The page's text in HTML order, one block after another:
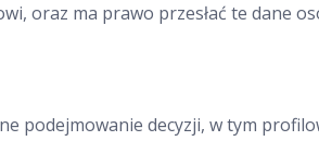
oraz ma prawo przesłać te dane
podejmowanie decyzji, w tym